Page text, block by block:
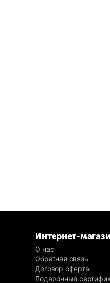
Интернет-
О нас
Обратная связь
Договор оферта
Подарочные